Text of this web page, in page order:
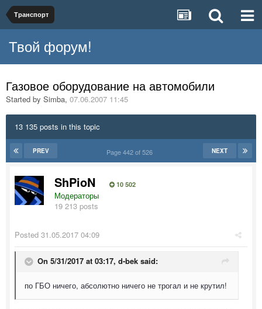
Транспорт
Твой форум!
Газовое оборудование на автомобили
Started by Simba, 07.06.2007 11:45
13 135 posts in this topic
PREV NEXT
Page 442 of 526
ShPioN 10 502
Модераторы
19 213 posts
Posted 31.05.2017 04:09
On 5/31/2017 at 03:17, d-bek said:
по ГБО ничего, абсолютно ничего не трогал и не крутил!